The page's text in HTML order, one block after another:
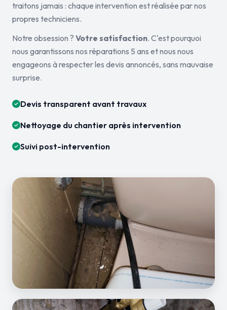
traitons jamais : chaque intervention est réalisée par nos
propres techniciens.
Notre obsession ? Votre satisfaction. C'est pourquoi
nous garantissons nos réparations 5 ans et nous nous
engageons à respecter les devis annoncés, sans mauvaise
surprise.
Devis transparent avant travaux
Nettoyage du chantier après intervention
Suivi post-intervention